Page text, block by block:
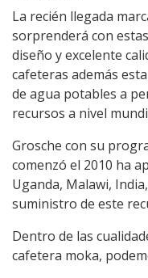
La recién llegada
sorprenderá con
diseño y excelente
cafeteras además
de agua potables a
recursos a nivel
Grosche con su
comenzó el 2010 ha
Uganda, Malawi,
suministro de este
Dentro de las
cafetera moka,